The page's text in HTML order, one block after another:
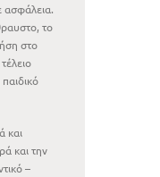
ασφάλεια.
το
στο
και
και την
–